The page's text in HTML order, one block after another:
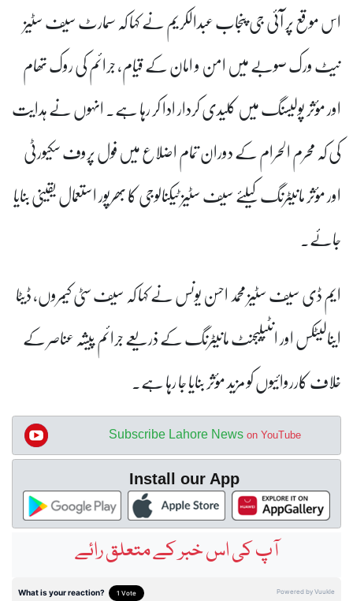
اس موقع پر آئی جی پنجاب عبدالکریم نے کہا کہ سمارٹ سیف سٹیز
نیٹ ورک صوبے میں امن و امان کے قیام، جرائم کی روک تھام
اور مؤثر پولیسنگ میں کلیدی کردار ادا کر رہا ہے۔ انہوں نے ہدایت
کی کہ محرم الحرام کے دوران تمام اضلاع میں فول پروف سکیورٹی
اور مؤثر مانیٹرنگ کیلئے سیف سٹیز ٹیکنالوجی کا بھرپور استعمال یقینی بنایا
جائے۔
ایم ڈی سیف سٹیز محمد احسن یونس نے کہا کہ سیف سٹی کیمروں، ڈیٹا
اینالیٹکس اور انٹیلیجنٹ مانیٹرنگ کے ذریعے جرائم پیشہ عناصر کے
خلاف کارروائیوں کو مزید مؤثر بنایا جا رہا ہے۔
Subscribe Lahore News on YouTube
Install our App
آپ کی اس خبر کے متعلق رائے